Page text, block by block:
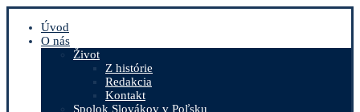
Úvod
O nás
Život
Z histórie
Redakcia
Kontakt
Spolok Slovákov v Poľsku